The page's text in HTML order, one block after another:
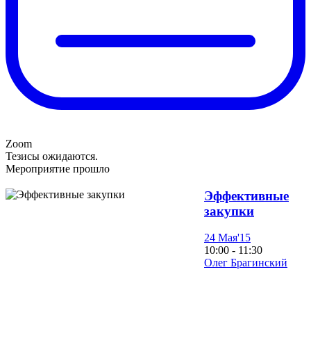
Zoom
Тезисы ожидаются.
Мероприятие прошло
Эффективные
закупки
24 Мая'15
10:00 - 11:30
Олег Брагинский